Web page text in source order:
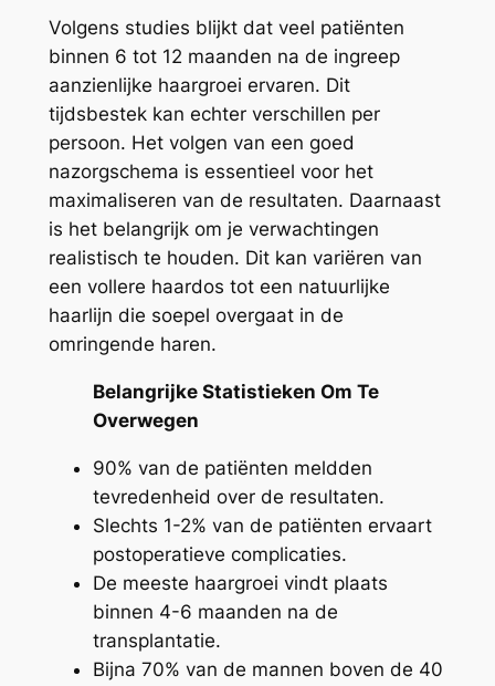
Volgens studies blijkt dat veel patiënten
binnen 6 tot 12 maanden na de ingreep
aanzienlijke haargroei ervaren. Dit
tijdsbestek kan echter verschillen per
persoon. Het volgen van een goed
nazorgschema is essentieel voor het
maximaliseren van de resultaten. Daarnaast
is het belangrijk om je verwachtingen
realistisch te houden. Dit kan variëren van
een vollere haardos tot een natuurlijke
haarlijn die soepel overgaat in de
omringende haren.
Belangrijke Statistieken Om Te
Overwegen
90% van de patiënten meldden
tevredenheid over de resultaten.
Slechts 1-2% van de patiënten ervaart
postoperatieve complicaties.
De meeste haargroei vindt plaats
binnen 4-6 maanden na de
transplantatie.
Bijna 70% van de mannen boven de 40